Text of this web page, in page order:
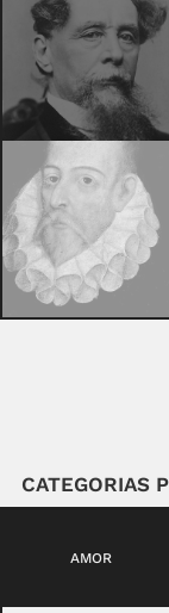
CATEGORIAS
AMOR